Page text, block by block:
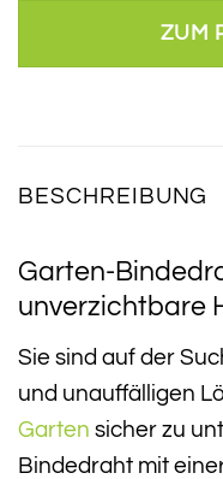
ZUM
BESCHREIBUNG
Garten-
unverzichtbare
Sie sind auf der
und unauffälligen
Garten sicher zu
Bindedraht mit